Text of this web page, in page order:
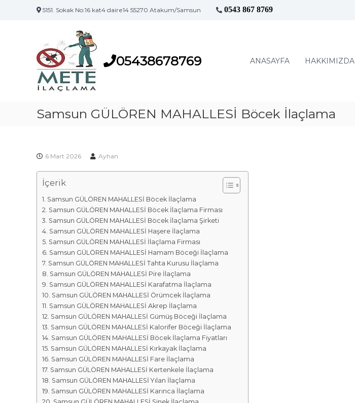
5151. Sokak No:16 kat4 daire14 55270 Atakum/Samsun 0543 867 8769
s
l
a
m
F
i
r
m
a
l
a
r
ı
u
n
İ
ç
a
a
M
a
r
k
a
s
ı
05438678769 ANASAYFA HAKKIMIZDA
Samsun GÜLÖREN MAHALLESİ Böcek İlaçlama
6 Mart 2026 Ayhan
İçerik
Samsun GÜLÖREN MAHALLESİ Böcek İlaçlama
Samsun GÜLÖREN MAHALLESİ Böcek İlaçlama Firması
Samsun GÜLÖREN MAHALLESİ Böcek İlaçlama Şirketi
Samsun GÜLÖREN MAHALLESİ Haşere İlaçlama
Samsun GÜLÖREN MAHALLESİ İlaçlama Firması
Samsun GÜLÖREN MAHALLESİ Hamam Böceği İlaçlama
Samsun GÜLÖREN MAHALLESİ Tahta Kurusu İlaçlama
Samsun GÜLÖREN MAHALLESİ Pire İlaçlama
Samsun GÜLÖREN MAHALLESİ Karafatma İlaçlama
Samsun GÜLÖREN MAHALLESİ Örümcek İlaçlama
Samsun GÜLÖREN MAHALLESİ Akrep İlaçlama
Samsun GÜLÖREN MAHALLESİ Gümüş Böceği İlaçlama
Samsun GÜLÖREN MAHALLESİ Kalorifer Böceği İlaçlama
Samsun GÜLÖREN MAHALLESİ Böcek İlaçlama Fiyatları
Samsun GÜLÖREN MAHALLESİ Kırkayak İlaçlama
Samsun GÜLÖREN MAHALLESİ Fare İlaçlama
Samsun GÜLÖREN MAHALLESİ Kertenkele İlaçlama
Samsun GÜLÖREN MAHALLESİ Yılan İlaçlama
Samsun GÜLÖREN MAHALLESİ Karınca İlaçlama